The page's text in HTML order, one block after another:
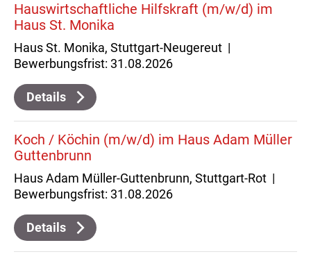
Hauswirtschaftliche Hilfskraft (m/w/d) im
Haus St. Monika
Haus St. Monika, Stuttgart-Neugereut |
Bewerbungsfrist: 31.08.2026
Details
Koch / Köchin (m/w/d) im Haus Adam Müller
Guttenbrunn
Haus Adam Müller-Guttenbrunn, Stuttgart-Rot |
Bewerbungsfrist: 31.08.2026
Details